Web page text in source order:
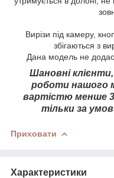
Вирізи під камеру,
збігаються з
Дана модель не
Шановні
роботи нашого
вартістю менше
тільки за
Приховати
Характеристики